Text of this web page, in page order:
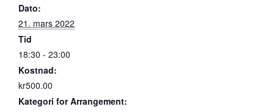
Dato:
21. mars 2022
Tid
18:30 - 23:00
Kostnad:
kr500.00
Kategori for Arrangement: